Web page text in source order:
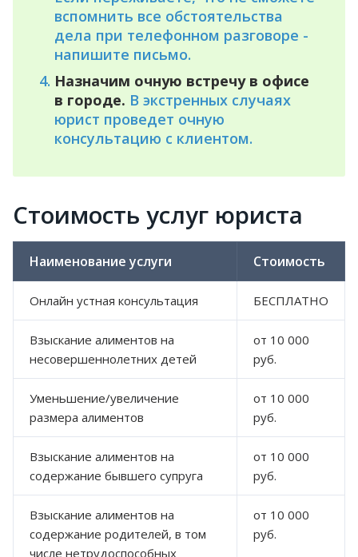
вспомнить все обстоятельства
дела при телефонном разговоре -
напишите письмо.
Назначим очную встречу в офисе
в городе. В экстренных случаях
юрист проведет очную
консультацию с клиентом.
Стоимость услуг юриста
Наименование услуги Стоимость
Онлайн устная консультация БЕСПЛАТНО
Взыскание алиментов на
несовершеннолетних детей
от 10 000
руб.
Уменьшение/увеличение
размера алиментов
от 10 000
руб.
Взыскание алиментов на
содержание бывшего супруга
от 10 000
руб.
Взыскание алиментов на
содержание родителей, в том
числе нетрудоспособных
от 10 000
руб.